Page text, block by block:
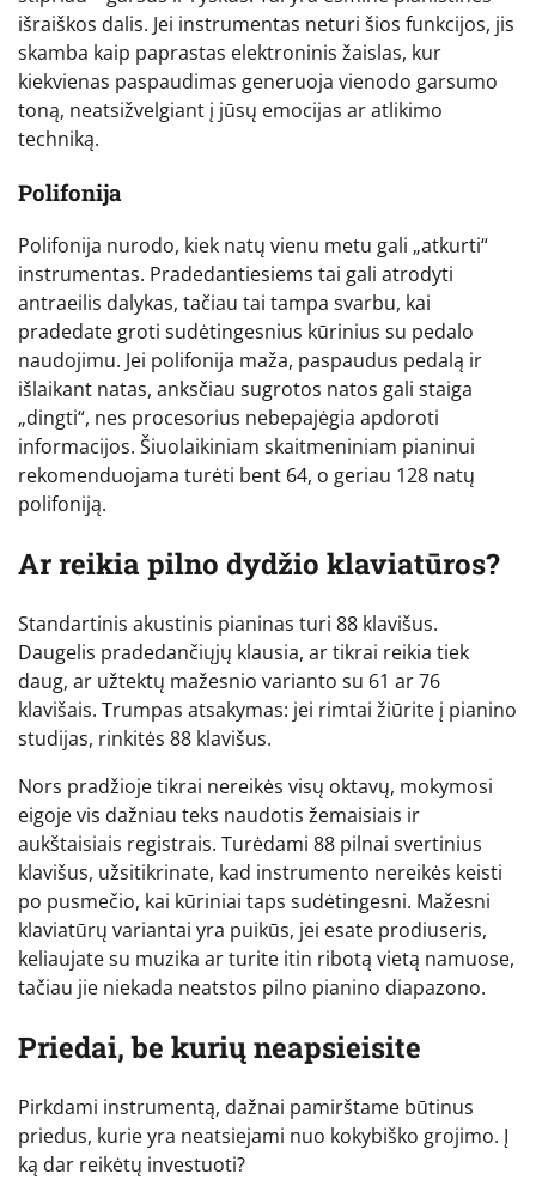
išraiškos dalis. Jei instrumentas neturi šios funkcijos, jis
skamba kaip paprastas elektroninis žaislas, kur
kiekvienas paspaudimas generuoja vienodo garsumo
toną, neatsižvelgiant į jūsų emocijas ar atlikimo
techniką.
Polifonija
Polifonija nurodo, kiek natų vienu metu gali „atkurti“
instrumentas. Pradedantiesiems tai gali atrodyti
antraeilis dalykas, tačiau tai tampa svarbu, kai
pradedate groti sudėtingesnius kūrinius su pedalo
naudojimu. Jei polifonija maža, paspaudus pedalą ir
išlaikant natas, anksčiau sugrotos natos gali staiga
„dingti“, nes procesorius nebepajėgia apdoroti
informacijos. Šiuolaikiniam skaitmeniniam pianinui
rekomenduojama turėti bent 64, o geriau 128 natų
polifoniją.
Ar reikia pilno dydžio klaviatūros?
Standartinis akustinis pianinas turi 88 klavišus.
Daugelis pradedančiųjų klausia, ar tikrai reikia tiek
daug, ar užtektų mažesnio varianto su 61 ar 76
klavišais. Trumpas atsakymas: jei rimtai žiūrite į pianino
studijas, rinkitės 88 klavišus.
Nors pradžioje tikrai nereikės visų oktavų, mokymosi
eigoje vis dažniau teks naudotis žemaisiais ir
aukštaisiais registrais. Turėdami 88 pilnai svertinius
klavišus, užsitikrinate, kad instrumento nereikės keisti
po pusmečio, kai kūriniai taps sudėtingesni. Mažesni
klaviatūrų variantai yra puikūs, jei esate prodiuseris,
keliaujate su muzika ar turite itin ribotą vietą namuose,
tačiau jie niekada neatstos pilno pianino diapazono.
Priedai, be kurių neapsieisite
Pirkdami instrumentą, dažnai pamirštame būtinus
priedus, kurie yra neatsiejami nuo kokybiško grojimo. Į
ką dar reikėtų investuoti?